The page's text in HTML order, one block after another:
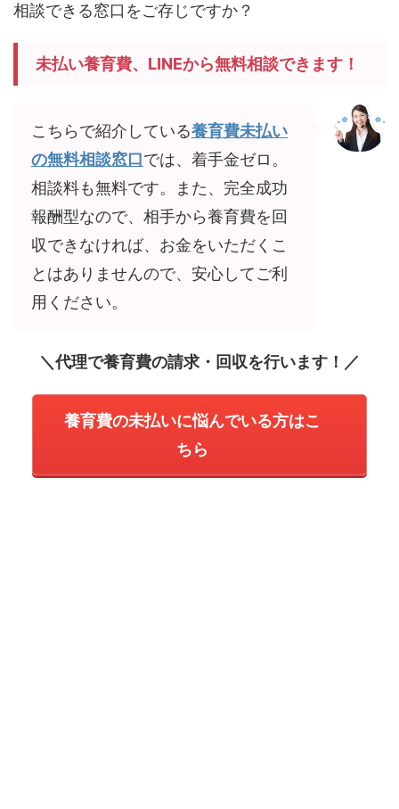
相談できる窓口をご存じですか？
未払い養育費、LINEから無料相談できます！
こちらで紹介している養育費未払い
の無料相談窓口では、着手金ゼロ。
相談料も無料です。また、完全成功
報酬型なので、相手から養育費を回
収できなければ、お金をいただくこ
とはありませんので、安心してご利
用ください。
＼代理で養育費の請求・回収を行います！／
養育費の未払いに悩んでいる方はこ
ちら